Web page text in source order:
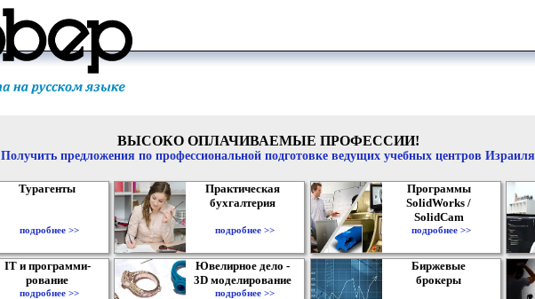
ВЫСОКО ОПЛАЧИВАЕМЫЕ ПРОФЕССИИ!
Получить предложения по профессиональной подготовке ведущих учебных центров Израиля
Турагенты
подробнее >>
Практическая
бухгалтерия
подробнее >>
Программы
SolidWorks /
SolidCam
подробнее >>
IT и программи-
рование
подробнее >>
Ювелирное дело -
3D моделирование
подробнее >>
Биржевые
брокеры